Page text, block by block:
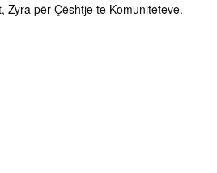
Zyra për Çështje te Komuniteteve.